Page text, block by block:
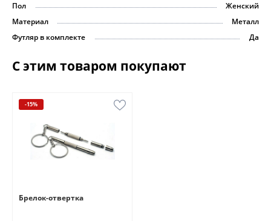
Пол
Женский
Материал
Металл
Футляр в комплекте
Да
С этим товаром покупают
-15%
Брелок-отвертка